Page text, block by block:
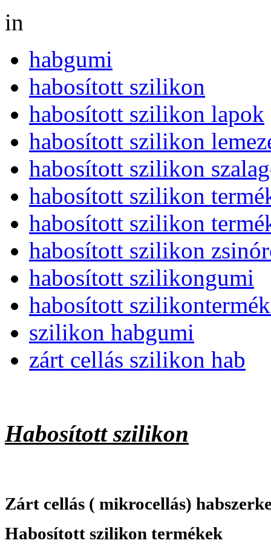
in
habgumi
habosított szilikon
habosított szilikon lapok
habosított szilikon
habosított szilikon
habosított szilikon
habosított szilikon
habosított szilikon
habosított szilikongumi
habosított
szilikon habgumi
zárt cellás szilikon hab
Habosított szilikon
Zárt cellás ( mikrocellás)
Habosított szilikon termékek